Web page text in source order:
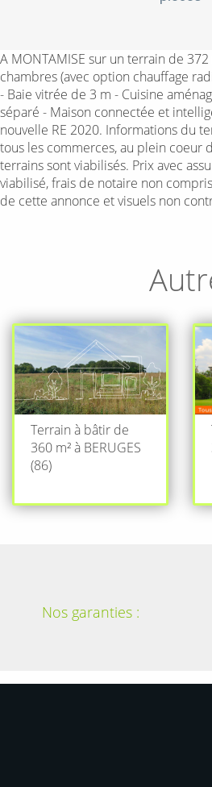
A MONTAMISE sur un terrain de
chambres (avec option chauffage
- Baie vitrée de 3 m - Cuisine
séparé - Maison connectée et
nouvelle RE 2020. Informations du
tous les commerces, au plein coeur
terrains sont viabilisés. Prix avec
viabilisé, frais de notaire non
de cette annonce et visuels non
Terrain à bâtir de
360 m² à BERUGES
(86)
Nos garanties :